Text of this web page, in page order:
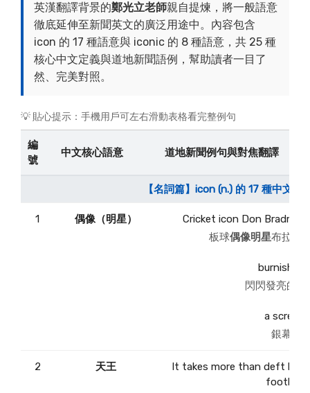
英漢翻譯背景的鄭光立老師親自提煉，將一般語意
徹底延伸至新聞英文的廣泛用途中。內容包含
icon 的 17 種語意與 iconic 的 8 種語意，共 25 種
核心中文定義與道地新聞語例，幫助讀者一目了
然、完美對照。
💡 貼心提示：手機用戶可左右滑動表格看完整例句
編
號
中文核心語意 道地新聞例句與對焦翻譯
【名詞篇】icon (n.) 的 17 種中文語
1 偶像（明星）
Cricket icon Don
板球偶像明星布拉德
burnished
閃閃發亮的
a screen
銀幕
2 天王
It takes more than deft ball
football